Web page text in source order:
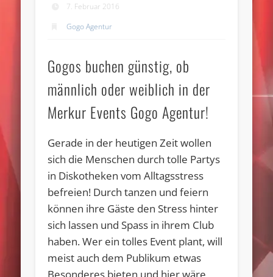
7. Februar 2016
Gogo Agentur
Gogos buchen günstig, ob
männlich oder weiblich in der
Merkur Events Gogo Agentur!
Gerade in der heutigen Zeit wollen
sich die Menschen durch tolle Partys
in Diskotheken vom Alltagsstress
befreien! Durch tanzen und feiern
können ihre Gäste den Stress hinter
sich lassen und Spass in ihrem Club
haben. Wer ein tolles Event plant, will
meist auch dem Publikum etwas